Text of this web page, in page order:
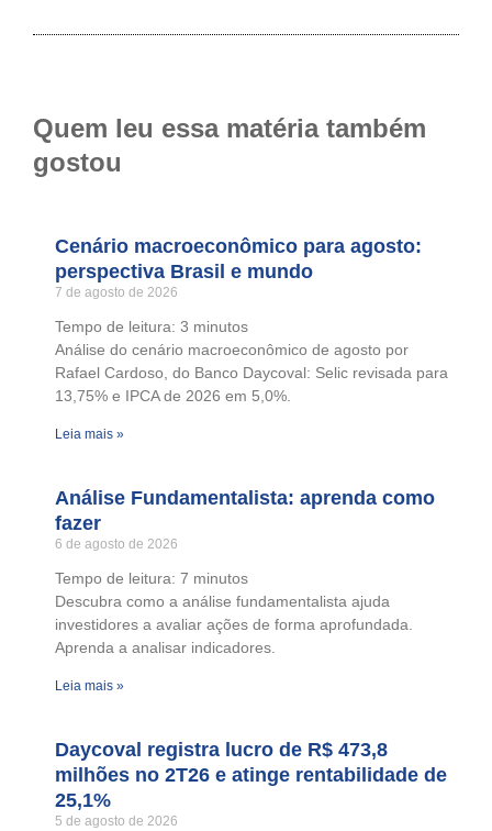
Quem leu essa matéria também
gostou
Cenário macroeconômico para agosto:
perspectiva Brasil e mundo
7 de agosto de 2026
Tempo de leitura: 3 minutos
Análise do cenário macroeconômico de agosto por
Rafael Cardoso, do Banco Daycoval: Selic revisada para
13,75% e IPCA de 2026 em 5,0%.
Leia mais »
Análise Fundamentalista: aprenda como
fazer
6 de agosto de 2026
Tempo de leitura: 7 minutos
Descubra como a análise fundamentalista ajuda
investidores a avaliar ações de forma aprofundada.
Aprenda a analisar indicadores.
Leia mais »
Daycoval registra lucro de R$ 473,8
milhões no 2T26 e atinge rentabilidade de
25,1%
5 de agosto de 2026